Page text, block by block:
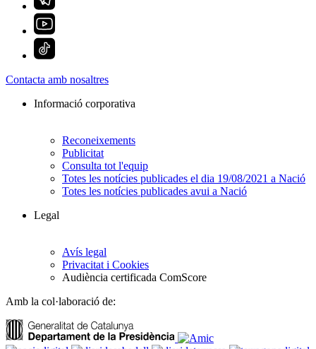
Contacta amb nosaltres
Informació corporativa
Reconeixements
Publicitat
Consulta tot l'equip
Totes les notícies publicades el dia 19/08/2021 a Nació
Totes les notícies publicades avui a Nació
Legal
Avís legal
Privacitat i Cookies
Audiència certificada ComScore
Amb la col·laboració de: